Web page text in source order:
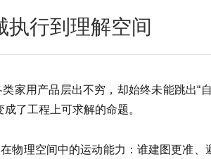
执行到理解空间
家用产品层出不穷，却始终未能跳出“
了工程上可求解的命题。
物理空间中的运动能力：谁建图更准、